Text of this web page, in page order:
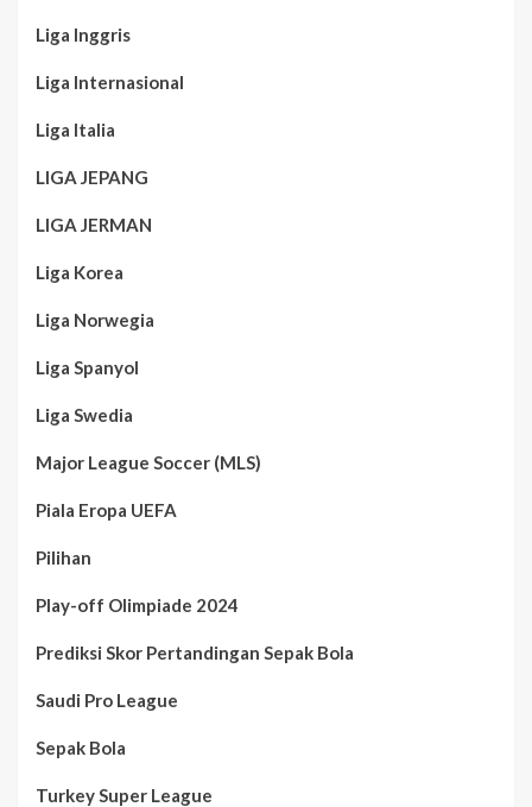
Liga Inggris
Liga Internasional
Liga Italia
LIGA JEPANG
LIGA JERMAN
Liga Korea
Liga Norwegia
Liga Spanyol
Liga Swedia
Major League Soccer (MLS)
Piala Eropa UEFA
Pilihan
Play-off Olimpiade 2024
Prediksi Skor Pertandingan Sepak Bola
Saudi Pro League
Sepak Bola
Turkey Super League